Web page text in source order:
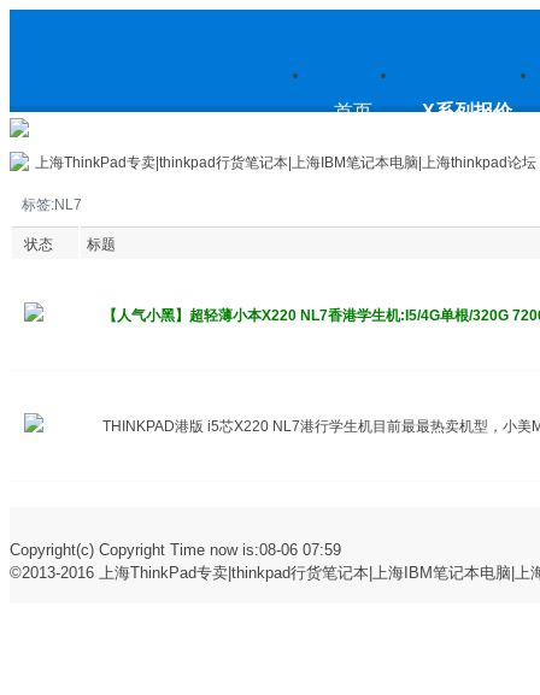
上
海ThinkPad专卖|thinkpad行货笔
首页 X系列报价
上海ThinkPad专卖|thinkpad行货笔记本|上海IBM笔记本电脑|上海thinkpad论坛
标签:NL7
状态 标题
【人气小黑】超轻薄小本X220 NL7香港学生机:I5/4G单根/320G
THINKPAD港版 i5芯X220 NL7港行学生机目前最最热卖机型，小美
Copyright(c) Copyright Time now is:08-06 07:59
©2013-2016 上海ThinkPad专卖|thinkpad行货笔记本|上海IBM笔记本电脑|上